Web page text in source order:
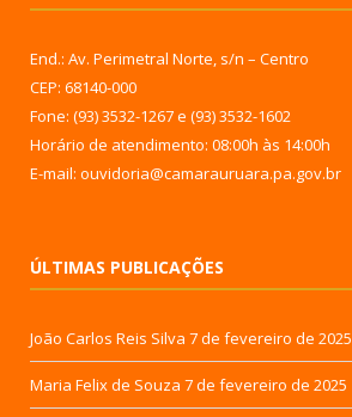
End.: Av. Perimetral Norte, s/n – Centro
CEP: 68140-000
Fone: (93) 3532-1267 e (93) 3532-1602
Horário de atendimento: 08:00h às 14:00h
E-mail: ouvidoria@camarauruara.pa.gov.br
ÚLTIMAS PUBLICAÇÕES
João Carlos Reis Silva 7 de fevereiro de 2025
Maria Felix de Souza 7 de fevereiro de 2025